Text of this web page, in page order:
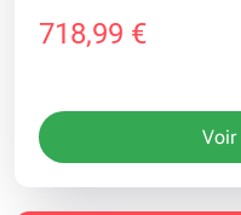
718,99 €
Voir